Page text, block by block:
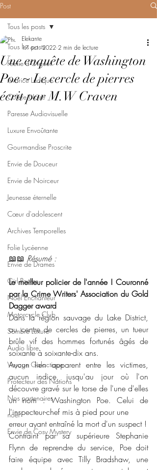
Post
Tous les posts
Féerie d'Orgueil
Avarice Ludique
Colère Noire
Paresse Audiovisuelle
Luxure Envoûtante
Gourmandise Proscrite
Envie de Douceur
Envie de Noirceur
Jeunesse éternelle
Cœur d'adolescent
Archives Temporelles
Folie Lycéenne
Envie de Drames
Girl Power
Noël Enchanteur
Motorcycle Club
Sombre Luxure
Audio libre
Voyage Galactique
Protecteur des Nations
Nos partenaires
noêl
Envie de Cosy Mystery
Tous les posts
Une enquête de Washington
Poe ~ Le cercle de pierres
écrit par M.W Craven
Elekante
17 oct. 2022 2 min de lecture
📖📖 Résumé :
Le meilleur policier de l'année ! Couronné
par la Crime Writers' Association du Gold
Dagger award
Dans la région sauvage du Lake District,
au centre de cercles de pierres, un tueur
brûle vif des hommes fortunés âgés de
soixante à soixante-dix ans.
Aucun lien apparent entre les victimes,
aucun indice, jusqu'au jour où l'on
découvre gravé sur le torse de l'une d'elles
un nom : Washington Poe. Celui de
l'inspecteur-chef mis à pied pour une
erreur ayant entraîné la mort d'un suspect !
Contraint par sa supérieure Stephanie
Flynn de reprendre du service, Poe doit
faire équipe avec Tilly Bradshaw, une